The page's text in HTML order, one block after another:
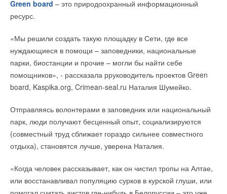
Green board – это природоохранный информационный
ресурс.
«Мы решили создать такую площадку в Сети, где все
нуждающиеся в помощи – заповедники, национальные
парки, биостанции и прочие – могли бы найти себе
помощников», - рассказала рруководитель проектов Green
board, Kaspika.org, Crimean-seal.ru Наталия Шумейко.
Отправляясь волонтерами в заповедник или национальный
парк, люди получают бесценный опыт, социализируются
(совместный труд сближает гораздо сильнее совместного
отдыха), становятся лучше, уверена Наталия.
«Когда человек рассказывает, как он чистил тропы на Алтае,
или восстанавливал популяцию сурков в курской глуши, или
можно продавать излишки электроэнергии другим
потребителям, в общую сеть. Это также позволяет сократить
производства самих компонентов СЭС в мире постоянно
снижается.
— Как говорят, ничто не вечно под солнцем. Со временем
эффективность работы солнечных панелей падает?
— Да, разумеется, постепенная деградация происходит. Но
не критично. Сейчас работают солнечные панели, у которых
эффективность выработки электроэнергии снижается
меньше, чем на 1% ежегодно.
То есть мы по своим нормативам считаем, что за 25 лет КПД
солнечной батареи снизится до уровня в 80% от